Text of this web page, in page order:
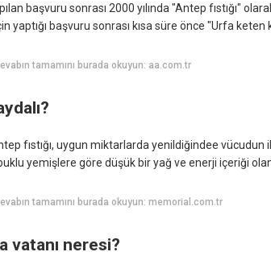
başvuru sonrası 2000 yılında "Antep fıstığı"
yaptığı başvuru sonrası kısa süre önce "Urfa
tamamını burada okuyun: aa.com.tr
fıstığı, uygun miktarlarda yenildiğindee
yemişlere göre düşük bir yağ ve enerji içeriği
tamamını burada okuyun: memorial.com.tr
vatanı neresi?